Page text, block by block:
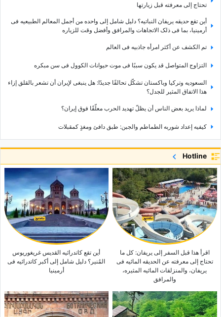
تحتاج إلى معرفته قبل زیارتها
أین تقع حدیقه یریفان النباتیه؟ دلیل شامل إلى واحده من أجمل المعالم الطبیعیه فی
أرمینیا، بما فی ذلک الاتجاهات والمرافق وأفضل وقت للزیاره
تم الکشف عن أکثر امرأه جاذبیه فی العالم
التزاوج المتواصل قد یکون سببًا فی موت حیوانات الکوول فی سن مبکره
السعودیه وترکیا وباکستان تشکّل تحالفًا جدیدًا: هل ینبغی لإیران أن تشعر بالقلق إزاء
هذا الاتفاق المثیر للجدل؟
لماذا یرید بعض الناس أن یظلّ تهدید الحرب معلّقًا فوق إیران؟
کیفیه إعداد شوربه الطماطم والجبن: طبق دافئ ومغذٍ کمقبلات
یقول ترامب إن الحرب مع إیران قد تنتهی قریبًا، ویطلق ادعاءً جدیدًا بشأن السیطره
على مضیق هرمز
بزشکیان بشأن تقسیم الناس إلى «مقرّبین» و«غرباء»: لقد افترضنا أن المتدینین هم
«المقرّبون» وأن الآخرین لیسوا کذلک
وزیر الخارجیه یوجّه رساله قویه إلى الدول المجاوره: لقد حان الوقت لـ…
متحدث باسم وزاره الخارجیه الإیرانیه یرد على تصریحات ترامب بشأن إیران
لماذا یتعجل ترامب بشأن مضیق هرمز؟ المعادله التی قد تمنح إیران الید العلیا
Hotline
اقرأ هذا قبل السفر إلى یریفان: کل ما
تحتاج إلى معرفته عن الحدیقه المائیه فی
یریفان، والمنزلقات المائیه المثیره،
والمرافق
أین تقع کاتدرائیه القدیس غریغوریوس
المُنیر؟ دلیل شامل إلى أکبر کاتدرائیه فی
أرمینیا